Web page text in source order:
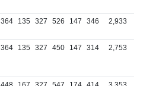
364 135 327 526 147 346 2,933
364 135 327 450 147 314 2,753